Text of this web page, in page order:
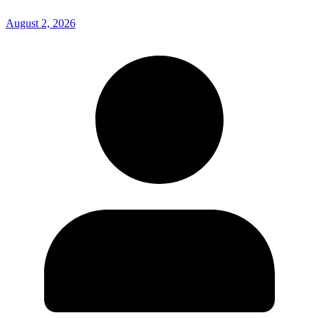
August 2, 2026